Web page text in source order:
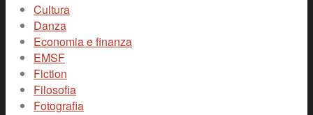
Cultura
Danza
Economia e finanza
EMSF
Fiction
Filosofia
Fotografia